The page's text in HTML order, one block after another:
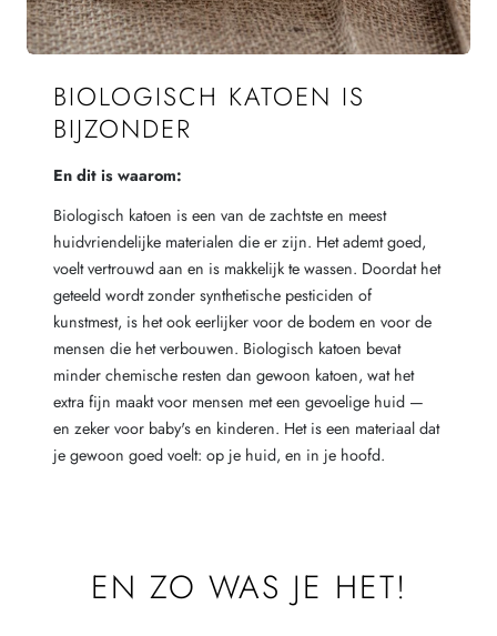
BIOLOGISCH KATOEN IS
BIJZONDER
En dit is waarom:
Biologisch katoen is een van de zachtste en meest
huidvriendelijke materialen die er zijn. Het ademt goed,
voelt vertrouwd aan en is makkelijk te wassen. Doordat het
geteeld wordt zonder synthetische pesticiden of
kunstmest, is het ook eerlijker voor de bodem en voor de
mensen die het verbouwen. Biologisch katoen bevat
minder chemische resten dan gewoon katoen, wat het
extra fijn maakt voor mensen met een gevoelige huid —
en zeker voor baby's en kinderen. Het is een materiaal dat
je gewoon goed voelt: op je huid, en in je hoofd.
EN ZO WAS JE HET!